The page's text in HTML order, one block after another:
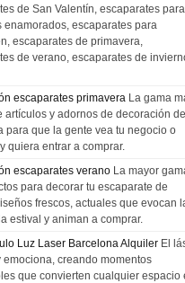
de San Valentín, escaparates para
enamorados, escaparates para
escaparates de primavera,
de verano, escaparates de
escaparates primavera La gama
artículos y adornos de decoración de
para que la gente vea tu negocio o
quiera entrar a comprar.
escaparates verano La mayor
para decorar tu escaparate de
frescos, actuales que evocan
estival y animan a comprar.
Luz Laser Barcelona Alquiler El
emociona, creando momentos
que convierten cualquier espacio